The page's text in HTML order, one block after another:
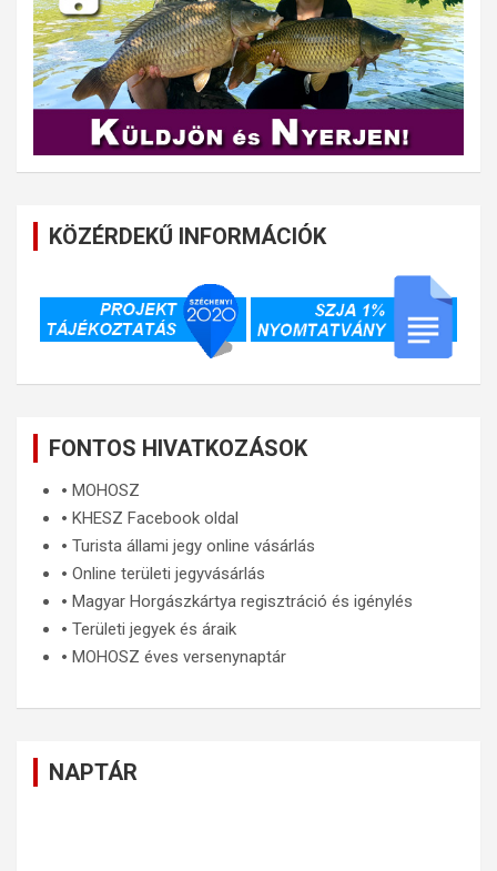
KÖZÉRDEKŰ INFORMÁCIÓK
FONTOS HIVATKOZÁSOK
🞄 MOHOSZ
🞄 KHESZ Facebook oldal
🞄 Turista állami jegy online vásárlás
🞄 Online területi jegyvásárlás
🞄 Magyar Horgászkártya regisztráció és igénylés
🞄 Területi jegyek és áraik
🞄 MOHOSZ éves versenynaptár
NAPTÁR